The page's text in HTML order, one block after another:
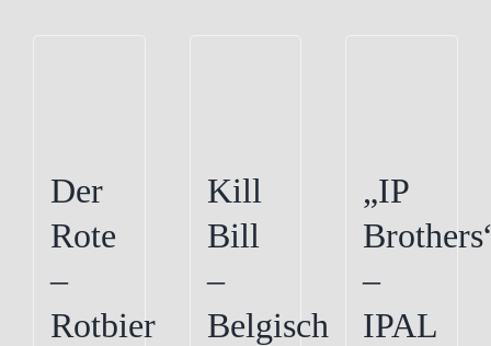
gewählt
werden
gewählt
werden
gewählt
werden
Der
Rote
–
Rotbier
Kill
Bill
–
Belgisch
„IP
–
IPAL